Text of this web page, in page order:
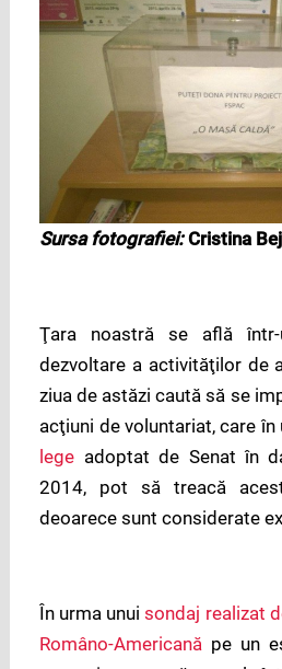
Sursa fotografiei:Cristina
Ţara noastră se află
dezvoltare a activităţilor de
ziua de astăzi caută să se
acţiuni de voluntariat, care în
lege adoptat de Senat în
2014, pot să treacă
deoarece sunt considerate
În urma unuisondaj realizat
Româno-Americană pe un